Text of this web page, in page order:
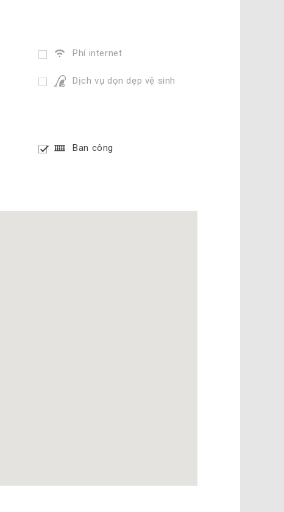
Phí internet
Dịch vụ dọn dẹp vệ sinh
Ban công